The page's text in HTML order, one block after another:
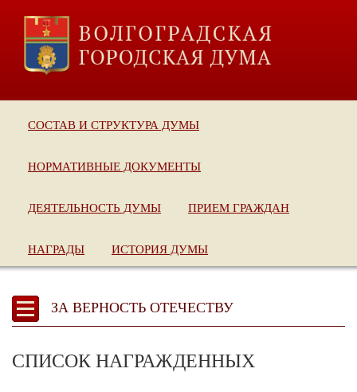
СОСТАВ И СТРУКТУРА ДУМЫ
НОРМАТИВНЫЕ ДОКУМЕНТЫ
ДЕЯТЕЛЬНОСТЬ ДУМЫ ПРИЕМ ГРАЖДАН
НАГРАДЫ ИСТОРИЯ ДУМЫ
ЗА ВЕРНОСТЬ ОТЕЧЕСТВУ
СПИСОК НАГРАЖДЕННЫХ